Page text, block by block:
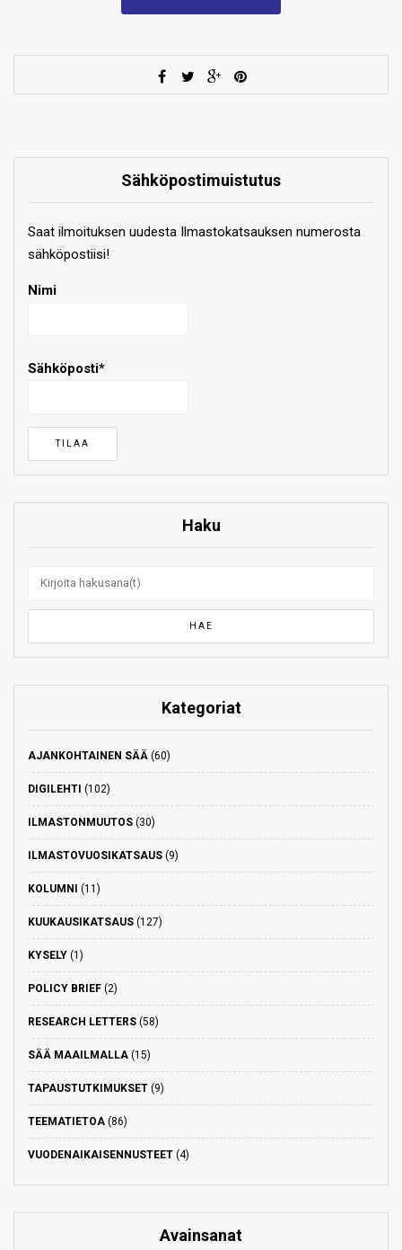
Sähköpostimuistutus
Saat ilmoituksen uudesta Ilmastokatsauksen numerosta
sähköpostiisi!
Nimi
Sähköposti*
Haku
Kategoriat
AJANKOHTAINEN SÄÄ (60)
DIGILEHTI (102)
ILMASTONMUUTOS (30)
ILMASTOVUOSIKATSAUS (9)
KOLUMNI (11)
KUUKAUSIKATSAUS (127)
KYSELY (1)
POLICY BRIEF (2)
RESEARCH LETTERS (58)
SÄÄ MAAILMALLA (15)
TAPAUSTUTKIMUKSET (9)
TEEMATIETOA (86)
VUODENAIKAISENNUSTEET (4)
Avainsanat